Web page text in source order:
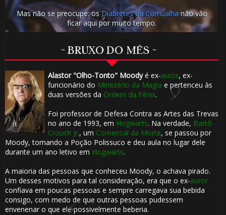
Mas não se preocupe: osDiabretes da Cornualha não vão
ficar aqui por muito tempo.
~ BRUXO DO MÊS ~
Alastor "Olho-Tonto" Moodyé ex-auror, ex-
funcionário do Ministério da Magia e pertenceu às
duas versões da Ordem da Fênix.
Foi professor de Defesa Contra as Artes das Trevas
no ano de 1993, em Hogwarts. Na verdade, Bartô
Crouch Jr., um Comensal da Morte, se passou por
Moody, tomando a Poção Polissuco e deu aula no lugar dele
durante um ano letivo em Hogwarts.
A maioria das pessoas que conheceu Moody, o achava pirado.
Um desses motivos para tal consideração, era que o ex-auror
confiava em poucas pessoas e sempre carregava sua bebida
consigo, com medo de que outras pessoas pudessem
envenenar o que ele possivelmente beberia.
1️⃣ 8️⃣
🎂